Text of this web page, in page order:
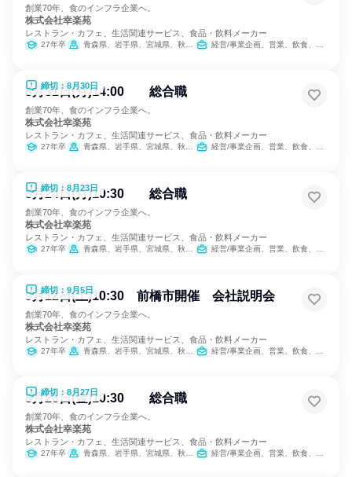
創業70年、食のインフラ企業へ。
株式会社幸楽苑
レストラン・カフェ、生活関連サービス、食品・飲料メーカー
27年卒 青森県、岩手県、宮城県、秋田県、山形県、福島県、茨城県、栃木県、群馬県、埼玉県、千葉県、東京都、神奈川県、新潟県、山梨県、長野県、静岡県 経営/事業企画、営業、飲食、小売販売/流通、製造・生産工程、SCM/生産管理/購買/物流、人事、広報/IR、商品企画、マーケティング・広告・宣伝、カスタマーサクセス
締切：8月30日
8月31日(月)14:00 総合職
創業70年、食のインフラ企業へ。
株式会社幸楽苑
レストラン・カフェ、生活関連サービス、食品・飲料メーカー
27年卒 青森県、岩手県、宮城県、秋田県、山形県、福島県、茨城県、栃木県、群馬県、埼玉県、千葉県、東京都、神奈川県、新潟県、山梨県、長野県、静岡県 経営/事業企画、営業、飲食、小売販売/流通、製造・生産工程、SCM/生産管理/購買/物流、人事、広報/IR、商品企画、マーケティング・広告・宣伝、カスタマーサクセス
締切：8月23日
8月24日(月)10:30 総合職
創業70年、食のインフラ企業へ。
株式会社幸楽苑
レストラン・カフェ、生活関連サービス、食品・飲料メーカー
27年卒 青森県、岩手県、宮城県、秋田県、山形県、福島県、茨城県、栃木県、群馬県、埼玉県、千葉県、東京都、神奈川県、新潟県、山梨県、長野県、静岡県 経営/事業企画、営業、飲食、小売販売/流通、製造・生産工程、SCM/生産管理/購買/物流、人事、広報/IR、商品企画、マーケティング・広告・宣伝、カスタマーサクセス
締切：9月5日
9月12日(土)10:30 前橋市開催 会社説明会
創業70年、食のインフラ企業へ。
株式会社幸楽苑
レストラン・カフェ、生活関連サービス、食品・飲料メーカー
27年卒 青森県、岩手県、宮城県、秋田県、山形県、福島県、茨城県、栃木県、群馬県、埼玉県、千葉県、東京都、神奈川県、新潟県、山梨県、長野県、静岡県 経営/事業企画、営業、飲食、小売販売/流通、製造・生産工程、SCM/生産管理/購買/物流、人事、広報/IR、商品企画、マーケティング・広告・宣伝、カスタマーサクセス
締切：8月27日
8月28日(金)10:30 総合職
創業70年、食のインフラ企業へ。
株式会社幸楽苑
レストラン・カフェ、生活関連サービス、食品・飲料メーカー
27年卒 青森県、岩手県、宮城県、秋田県、山形県、福島県、茨城県、栃木県、群馬県、埼玉県、千葉県、東京都、神奈川県、新潟県、山梨県、長野県、静岡県 経営/事業企画、営業、飲食、小売販売/流通、製造・生産工程、SCM/生産管理/購買/物流、人事、広報/IR、商品企画、マーケティング・広告・宣伝、カスタマーサクセス